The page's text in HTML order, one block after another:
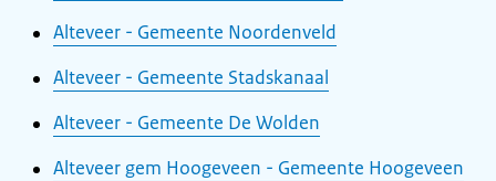
Alteveer - Gemeente Noordenveld
Alteveer - Gemeente Stadskanaal
Alteveer - Gemeente De Wolden
Alteveer gem Hoogeveen - Gemeente Hoogeveen